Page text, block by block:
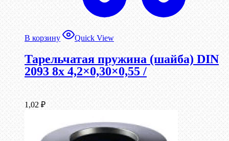
В корзину Quick View
Тарельчатая пружина (шайба) DIN
2093 8x 4,2×0,30×0,55 /
1,02 ₽